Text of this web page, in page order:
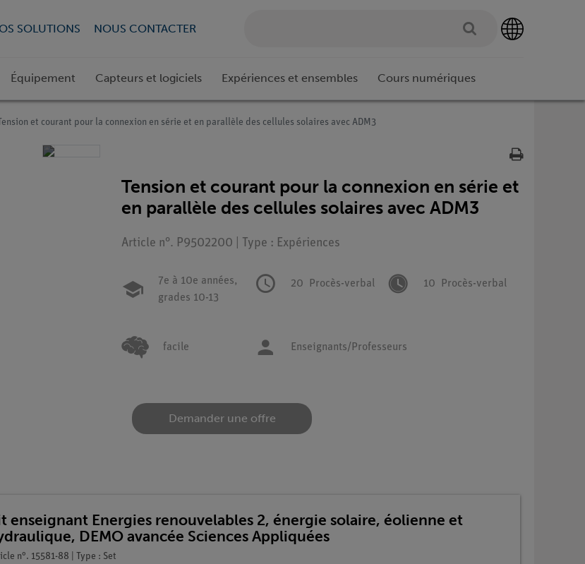
SOLUTIONS NOUS CONTACTER
Équipement Capteurs et logiciels Expériences et ensembles Cours numériques
Tension et courant pour la connexion en série et en parallèle des cellules solaires avec ADM3
Tension et courant pour la connexion en série et
en parallèle des cellules solaires avec ADM3
Article n°. P9502200 | Type : Expériences
7e à 10e années,
grades 10-13
20 Procès-verbal 10 Procès-verbal
facile Enseignants/Professeurs
Demander une offre
enseignant Energies renouvelables 2, énergie solaire, éolienne et
DEMO avancée Sciences Appliquées
n°. 15581-88 | Type : Set